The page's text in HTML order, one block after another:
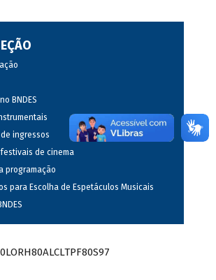
BNDES
de ingressos
festivais de cinema
programação
para Escolha de Espetáculos Musicais